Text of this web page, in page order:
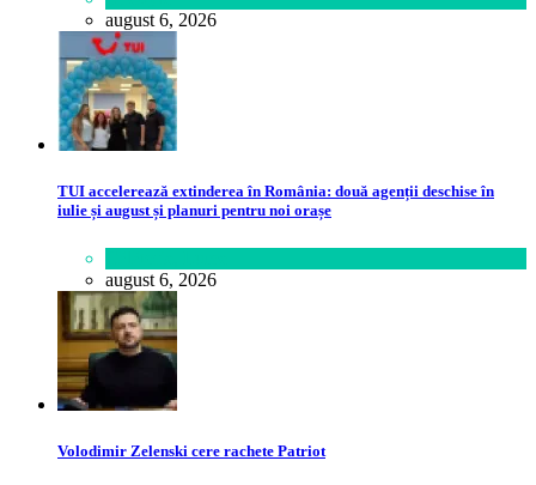
august 6, 2026
TUI accelerează extinderea în România: două agenții deschise în
iulie și august și planuri pentru noi orașe
august 6, 2026
Volodimir Zelenski cere rachete Patriot